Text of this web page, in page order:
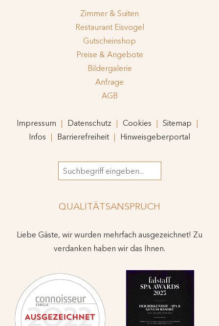
Zimmer & Suiten
Restaurant Eisvogel
Gutscheinshop
Preise & Angebote
Bildergalerie
Anfrage
AGB
Impressum Datenschutz Cookies
Sitemap
Infos
Barrierefreiheit Hinweisgeberportal
Suchbegriff
QUALITÄTSANSPRUCH
Liebe Gäste, wir wurden mehrfach ausgezeichnet! Zu
verdanken haben wir das Ihnen.